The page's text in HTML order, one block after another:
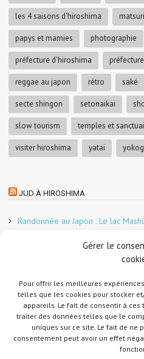
Gérer le
Pour offrir les meilleures
telles que les cookies pour stocker
appareils. Le fait de consentir à
traiter des données telles que le
uniques sur ce site. Le fait de ne
consentement peut avoir un effet
les 4 saisons d'hiroshima matsuri
papys et mamies photographie
préfecture d'hiroshima
reggae au japon rétro saké
secte shingon setonaikai
slow tourism temples et
visiter hiroshima yatai
JUD À HIROSHIMA
Randonnée au Japon : Le lac
En direct sur Adobe France !
Un café et des cabanes dans la
Slow Tourism à Tomo-no-Ura
Slow tourism à Onomichi
Randonnée au Japon : Le Mont
Randonnée au Japon : Le Mont